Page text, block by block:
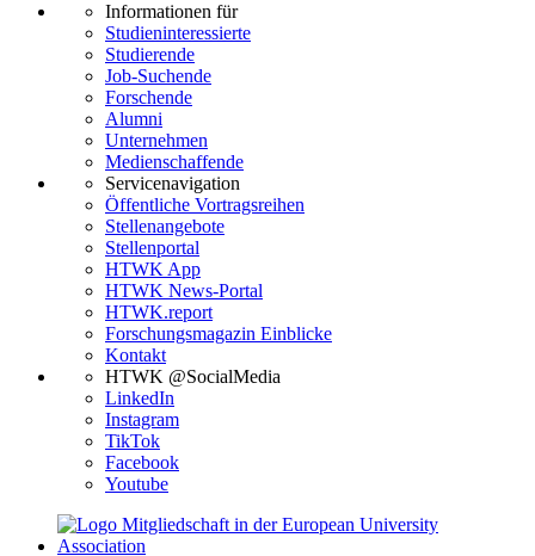
Informationen für
Studieninteressierte
Studierende
Job-Suchende
Forschende
Alumni
Unternehmen
Medienschaffende
Servicenavigation
Öffentliche Vortragsreihen
Stellenangebote
Stellenportal
HTWK App
HTWK News-Portal
HTWK.report
Forschungsmagazin Einblicke
Kontakt
HTWK @SocialMedia
LinkedIn
Instagram
TikTok
Facebook
Youtube